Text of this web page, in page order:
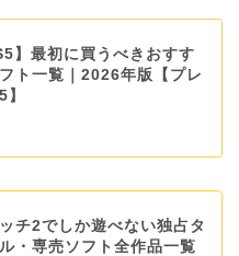
】最初に買うべきおすす
ト一覧｜2026年版【プレ
】
チ2でしか遊べない独占タ
・専売ソフト全作品一覧